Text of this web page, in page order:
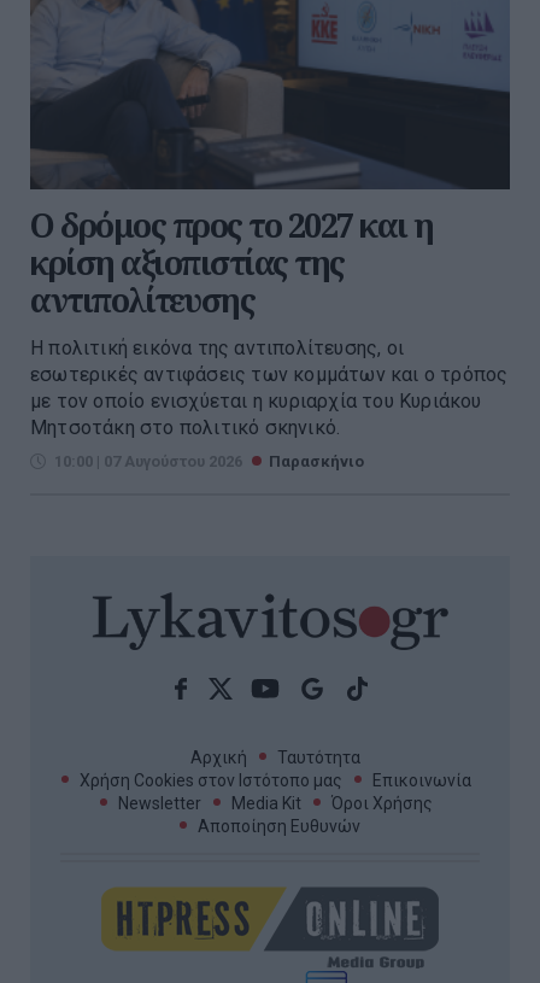
Ο δρόμος προς το 2027 και η
κρίση αξιοπιστίας της
αντιπολίτευσης
Η πολιτική εικόνα της αντιπολίτευσης, οι
εσωτερικές αντιφάσεις των κομμάτων και ο τρόπος
με τον οποίο ενισχύεται η κυριαρχία του Κυριάκου
Μητσοτάκη στο πολιτικό σκηνικό.
10:00 | 07 Αυγούστου 2026 Παρασκήνιο
Αρχική
Ταυτότητα
Χρήση Cookies στον Ιστότοπο μας
Επικοινωνία
Newsletter
Media Kit
Όροι Χρήσης
Αποποίηση Ευθυνών